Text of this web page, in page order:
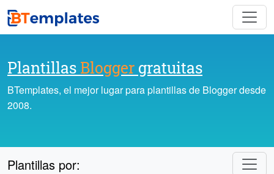
Plantillas Blogger gratuitas
BTemplates, el mejor lugar para plantillas de Blogger desde
2008.
Plantillas por: